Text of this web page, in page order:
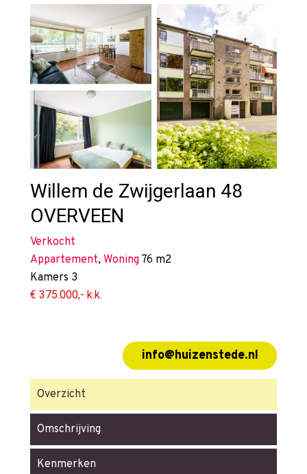
Willem de Zwijgerlaan 48
OVERVEEN
Verkocht
Appartement, Woning 76 m2
Kamers 3
€ 375.000,- k.k.
info@huizenstede.nl
Overzicht
Omschrijving
Kenmerken